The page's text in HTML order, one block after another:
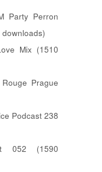
Party Perron
Mix (1510
Prague
Podcast 238
052 (1590